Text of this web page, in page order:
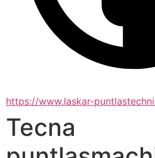
https://www.laskar-
Tecna